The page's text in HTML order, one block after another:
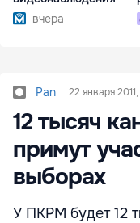
вчера
Pan 22 января
12 тысяч
примут
выборах
У ПКРМ будет 12